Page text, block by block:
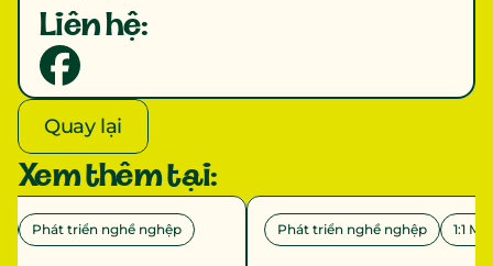
Liên hệ:
Quay lại
Xem thêm tại:
Phát triển nghề nghệp Phát triển nghề nghệp 1:1